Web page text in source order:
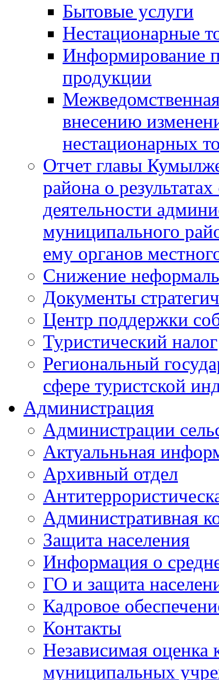
Бытовые услуги
Нестационарные
Информирование
продукции
внесению
нестационарных
Отчет главы
района о
деятельности
муниципального
ему органов
Снижение
Документы
Центр поддержки
Туристический налог
Региональный
сфере туристской
Администрация
Администрации
Актуальньная
Архивный отдел
Административная
Защита населения
Информация о
ГО и защита
Кадровое
Контакты
Независимая оценка
муниципальных